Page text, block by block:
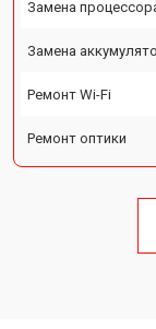
Замена
Замена
Ремонт Wi-Fi
Ремонт оптики